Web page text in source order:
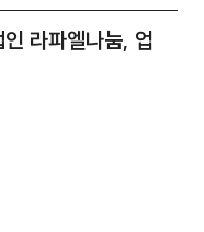
라파엘나눔, 업